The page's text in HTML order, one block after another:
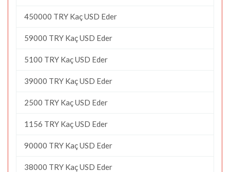
450000 TRY Kaç USD Eder
59000 TRY Kaç USD Eder
5100 TRY Kaç USD Eder
39000 TRY Kaç USD Eder
2500 TRY Kaç USD Eder
1156 TRY Kaç USD Eder
90000 TRY Kaç USD Eder
38000 TRY Kaç USD Eder